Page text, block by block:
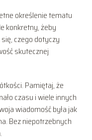
określenie tematu
konkretny, żeby
czego dotyczy
skutecznej
Pamiętaj, że
czasu i wiele innych
wiadomość była jak
Bez niepotrzebnych